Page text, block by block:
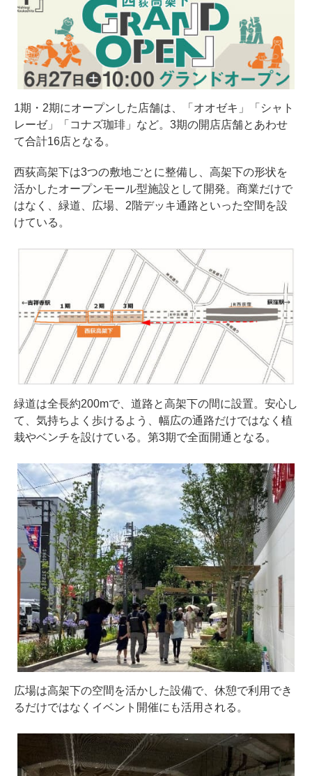
1期・2期にオープンした店舗は、「オオゼキ」「シャト
レーゼ」「コナズ珈琲」など。3期の開店店舗とあわせ
て合計16店となる。
西荻高架下は3つの敷地ごとに整備し、高架下の形状を
活かしたオープンモール型施設として開発。商業だけで
はなく、緑道、広場、2階デッキ通路といった空間を設
けている。
緑道は全長約200mで、道路と高架下の間に設置。安心し
て、気持ちよく歩けるよう、幅広の通路だけではなく植
栽やベンチを設けている。第3期で全面開通となる。
広場は高架下の空間を活かした設備で、休憩で利用でき
るだけではなくイベント開催にも活用される。